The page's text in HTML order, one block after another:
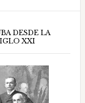
DESDE LA
XXI